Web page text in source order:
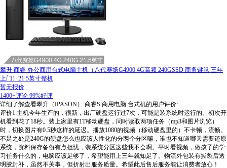
攀升 商睿 办公商用台式电脑主机（八代赛扬G4900 4G高频 240GSSD 商务键鼠 三年
上门）21.5英寸整机
暂无报价
1400+评论 99%好评
详细了解查看攀升（IPASON） 商睿S 商用电脑 台式机的用户评价:
评价1:主机今年生产的，很新，出厂硬盘运行过7次，可能是装系统时运行的。初次开
机看到花了18秒。装上家里有1T移动硬盘，同时读取两项任务（mp3和图片浏览）
时，切换图片有0.5秒这样的延迟。播放1080的视频（移动硬盘里的）不卡顿，流畅。
不足之处是240G的硬盘怎么也应该人性化的分两个分区嘛，谁也不知道哪天需要还原
系统，资料保存备份有点担忧，装系统分区这些我不会啊。平时看视频，做孩子的学
习任务什么的，电脑应该足够了，希望能用上三年就知足了。物流外包装有撕裂后透
明胶封补，虽然不关事，但折射出服务质量。希望此后售后服务能让消费者放心！